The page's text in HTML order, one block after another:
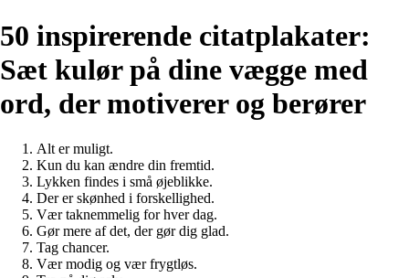
50 inspirerende citatplakater:
Sæt kulør på dine vægge med
ord, der motiverer og berører
Alt er muligt.
Kun du kan ændre din fremtid.
Lykken findes i små øjeblikke.
Der er skønhed i forskellighed.
Vær taknemmelig for hver dag.
Gør mere af det, der gør dig glad.
Tag chancer.
Vær modig og vær frygtløs.